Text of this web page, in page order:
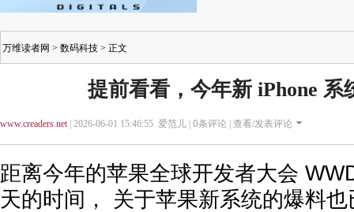
万维读者网 > 数码科技 > 正文
提前看看，今年新 iPhone 系
www.creaders.net| 2026-06-01 15:46:55 爱范儿 | 0条评论 | 查看/发表评论
距离今年的苹果全球开发者大会
天的时间， 关于苹果新系统的爆料